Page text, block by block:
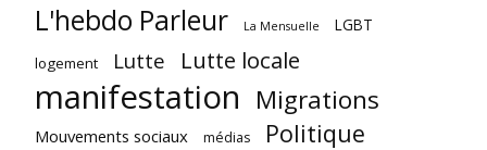
L'hebdo Parleur La Mensuelle
LGBT
logement
Lutte Lutte locale
manifestation Migrations
Mouvements sociaux médias Politique